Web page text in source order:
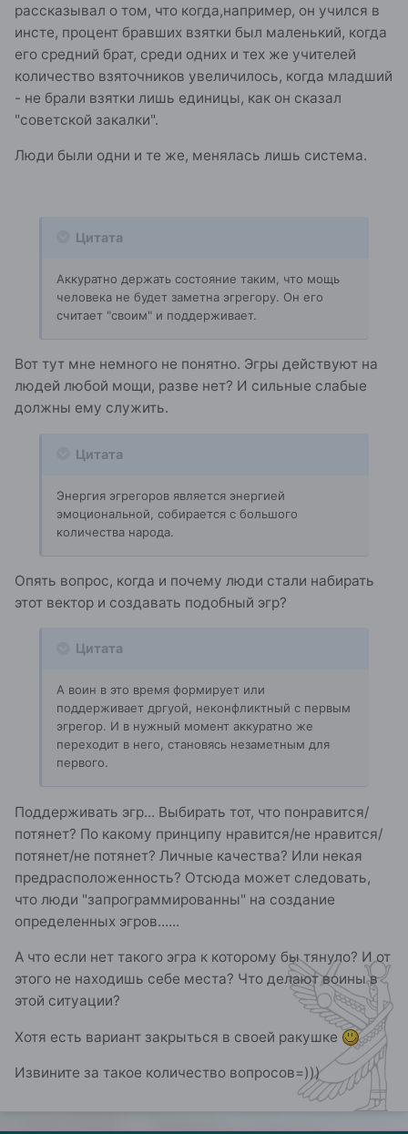
рассказывал о том, что когда,например, он учился в
инсте, процент бравших взятки был маленький, когда
его средний брат, среди одних и тех же учителей
количество взяточников увеличилось, когда младший
- не брали взятки лишь единицы, как он сказал
"советской закалки".
Люди были одни и те же, менялась лишь система.
Цитата
Аккуратно держать состояние таким, что мощь
человека не будет заметна эгрегору. Он его
считает "своим" и поддерживает.
Вот тут мне немного не понятно. Эгры действуют на
людей любой мощи, разве нет? И сильные слабые
должны ему служить.
Цитата
Энергия эгрегоров является энергией
эмоциональной, собирается с большого
количества народа.
Опять вопрос, когда и почему люди стали набирать
этот вектор и создавать подобный эгр?
Цитата
А воин в это время формирует или
поддерживает дргуой, неконфликтный с первым
эгрегор. И в нужный момент аккуратно же
переходит в него, становясь незаметным для
первого.
Поддерживать эгр... Выбирать тот, что понравится/
потянет? По какому принципу нравится/не нравится/
потянет/не потянет? Личные качества? Или некая
предрасположенность? Отсюда может следовать,
что люди "запрограммированны" на создание
определенных эгров......
А что если нет такого эгра к которому бы тянуло? И от
этого не находишь себе места? Что делают воины в
этой ситуации?
Хотя есть вариант закрыться в своей ракушке
Извините за такое количество вопросов=)))